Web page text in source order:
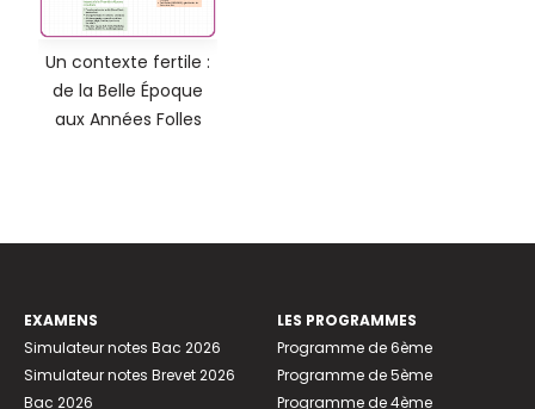
Un contexte fertile :
de la Belle Époque
aux Années Folles
EXAMENS
Simulateur notes Bac 2026
Simulateur notes Brevet 2026
Bac 2026
LES PROGRAMMES
Programme de 6ème
Programme de 5ème
Programme de 4ème